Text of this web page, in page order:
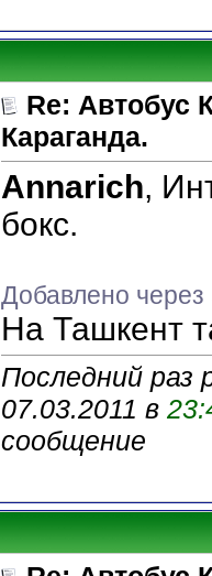
Re: Автобус
Караганда.
Annarich,
бокс.
Добавлено
На Ташкент
Последний раз
07.03.2011 в
сообщение